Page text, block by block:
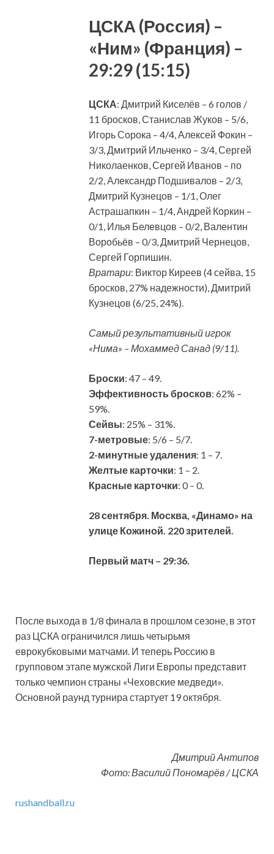
ЦСКА (Россия) –
«Ним» (Франция) –
29:29 (15:15)
ЦСКА: Дмитрий Киселёв – 6 голов /
11 бросков, Станислав Жуков – 5/6,
Игорь Сорока – 4/4, Алексей Фокин –
3/3, Дмитрий Ильченко – 3/4, Сергей
Николаенков, Сергей Иванов – по
2/2, Александр Подшивалов – 2/3,
Дмитрий Кузнецов – 1/1, Олег
Астрашапкин – 1/4, Андрей Коркин –
0/1, Илья Белевцов – 0/2, Валентин
Воробьёв – 0/3, Дмитрий Чернецов,
Сергей Горпишин.
Вратари: Виктор Киреев (4 сейва, 15
бросков, 27% надежности), Дмитрий
Кузнецов (6/25, 24%).
Самый результативный игрок
«Нима» – Мохаммед Санад (9/11).
Броски: 47 – 49.
Эффективность бросков: 62% –
59%.
Сейвы: 25% – 31%.
7-метровые: 5/6 – 5/7.
2-минутные удаления: 1 – 7.
Желтые карточки: 1 – 2.
Красные карточки: 0 – 0.
28 сентября. Москва, «Динамо» на
улице Кожиной. 220 зрителей.
Первый матч – 29:36.
После выхода в 1/8 финала в прошлом сезоне, в этот
раз ЦСКА ограничился лишь четырьмя
еврокубковыми матчами. И теперь Россию в
групповом этапе мужской Лиги Европы представит
только чемпион страны «Чеховские медведи».
Основной раунд турнира стартует 19 октября.
Дмитрий Антипов
Фото: Василий Пономарёв / ЦСКА
rushandball.ru